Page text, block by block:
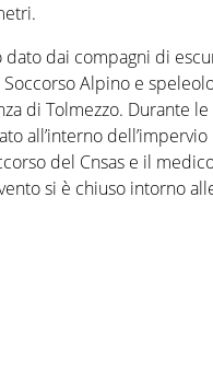
dato dai compagni di
Alpino e
di Tolmezzo. Durante
all’interno
del Cnsas e il
si è chiuso intorno